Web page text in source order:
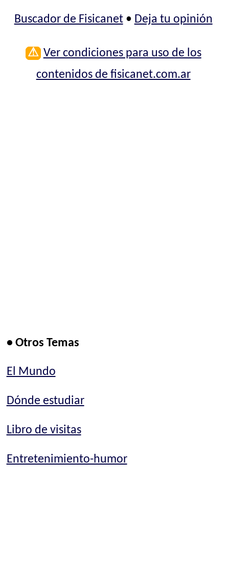
Buscador de Fisicanet• Deja tu opinión
⚠ Ver condiciones para uso de los
contenidos de fisicanet.com.ar
• Otros Temas
El Mundo
Dónde estudiar
Libro de visitas
Entretenimiento-humor